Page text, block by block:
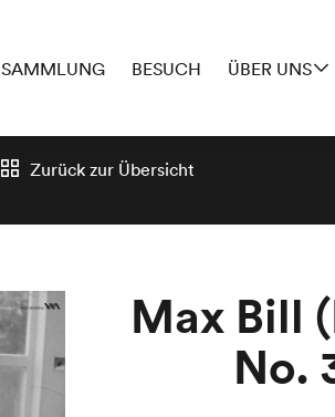
SAMMLUNG BESUCH ÜBER UNS
Zurück zur Übersicht
Max Bill
No.